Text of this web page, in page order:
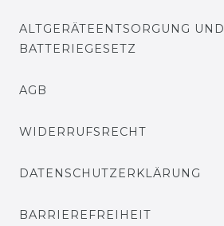
ALTGERÄTEENTSORGUNG UND
BATTERIEGESETZ
AGB
WIDERRUFSRECHT
DATENSCHUTZERKLÄRUNG
BARRIEREFREIHEIT